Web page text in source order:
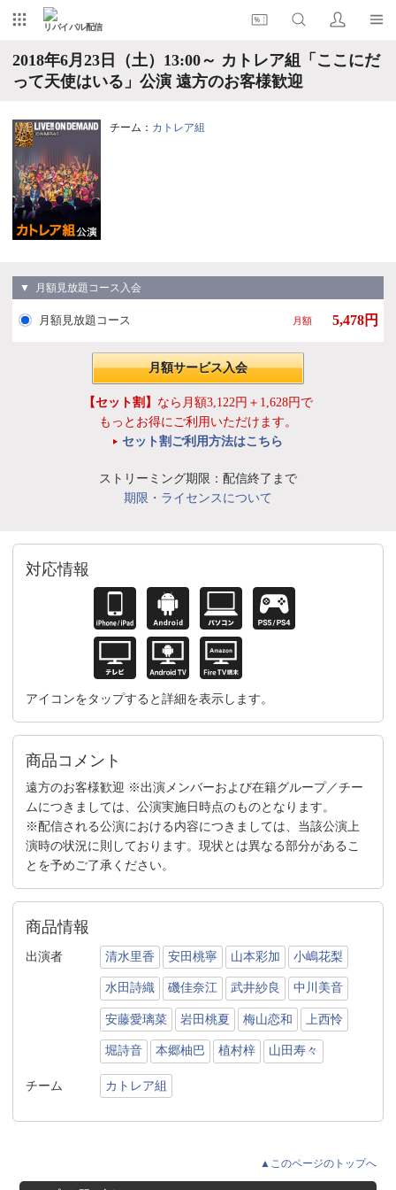
リバイバル配信
2018年6月23日（土）13:00～ カトレア組「ここにだ
って天使はいる」公演 遠方のお客様歓迎
チーム： カトレア組
▼ 月額見放題コース入会
月額見放題コース 月額 5,478円
月額サービス入会
【セット割】 なら月額3,122円＋1,628円で
もっとお得にご利用いただけます。
セット割ご利用方法はこちら
ストリーミング期限：配信終了まで
期限・ライセンスについて
対応情報
アイコンをタップすると詳細を表示します。
商品コメント
遠方のお客様歓迎 ※出演メンバーおよび在籍グループ／チー
ムにつきましては、公演実施日時点のものとなります。
※配信される公演における内容につきましては、当該公演上
演時の状況に則しております。現状とは異なる部分があるこ
とを予めご了承ください。
商品情報
出演者 清水里香 安田桃寧 山本彩加 小嶋花梨
水田詩織 磯佳奈江 武井紗良 中川美音
安藤愛璃菜 岩田桃夏 梅山恋和 上西怜
堀詩音 本郷柚巴 植村梓 山田寿々
チーム カトレア組
▲このページのトップへ